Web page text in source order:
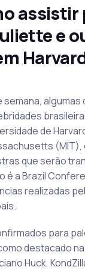
e
algumas
de
(MIT),
que serão
é a Brazil
realizadas
para
destacado
Huck,